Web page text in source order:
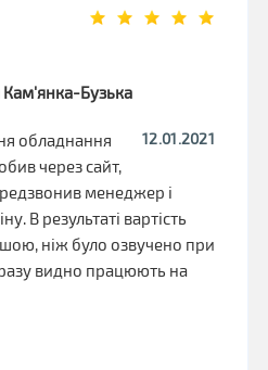
Бузька
12.01.2021
обладнання
через сайт,
менеджер і
В результаті вартість
ніж було озвучено при
видно працюють на